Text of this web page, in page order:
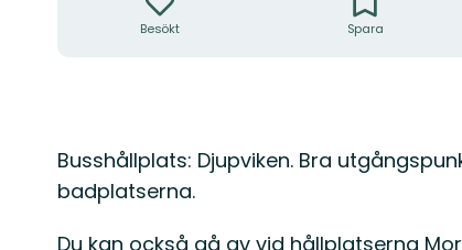
Besökt Spara
Beskrivning
Busshållplats: Djupviken. Bra
badplatserna.
Du kan också gå av vid hållplatserna